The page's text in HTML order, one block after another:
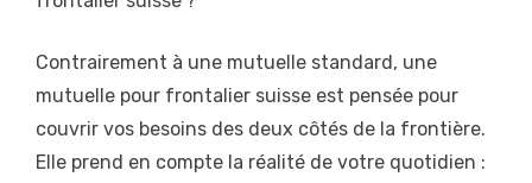
Contrairement à une mutuelle standard, une
mutuelle pour frontalier suisse est pensée pour
couvrir vos besoins des deux côtés de la frontière.
Elle prend en compte la réalité de votre quotidien :